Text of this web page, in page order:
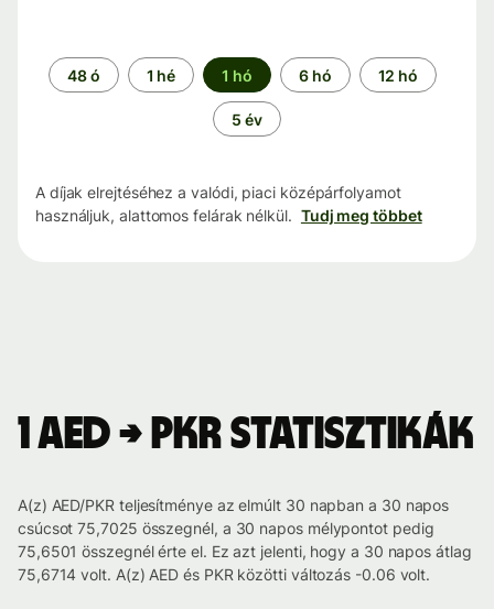
Időszak
48 ó 1 hé 1 hó 6 hó 12 hó
5 év
A díjak elrejtéséhez a valódi, piaci középárfolyamot
használjuk, alattomos felárak nélkül. Tudj meg többet
1 AED → PKR statisztikák
A(z) AED/PKR teljesítménye az elmúlt 30 napban a 30 napos
csúcsot 75,7025 összegnél, a 30 napos mélypontot pedig
75,6501 összegnél érte el. Ez azt jelenti, hogy a 30 napos átlag
75,6714 volt. A(z) AED és PKR közötti változás -0.06 volt.